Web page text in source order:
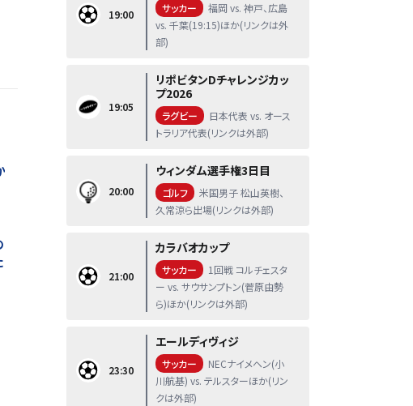
19:00 サッカー
福岡 vs. 神戸、広島
vs. 千葉(19:15)ほか(リンクは外
部)
19:05
リポビタンDチャレンジカッ
プ2026
ラグビー
日本代表 vs. オース
トラリア代表(リンクは外部)
20:00
ウィンダム選手権3日目
ゴルフ
米国男子 松山英樹、
久常涼ら出場(リンクは外部)
21:00
カラバオカップ
サッカー
1回戦 コルチェスタ
ー vs. サウサンプトン(菅原由勢
ら)ほか(リンクは外部)
23:30
エールディヴィジ
サッカー
NECナイメヘン(小
川航基) vs. テルスターほか(リン
クは外部)